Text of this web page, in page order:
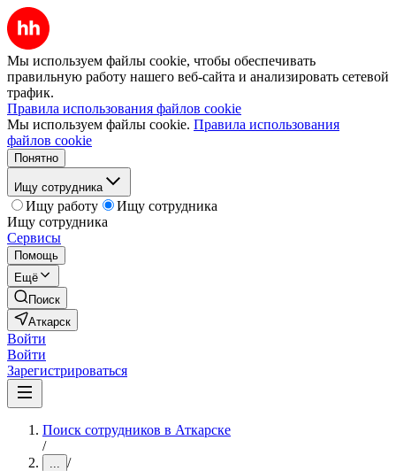
Мы используем файлы cookie, чтобы обеспечивать
правильную работу нашего веб-сайта и анализировать сетевой
трафик.
Правила использования файлов cookie
Мы используем файлы cookie. Правила использования
файлов cookie
Понятно
Ищу сотрудника
Ищу работу
Ищу сотрудника
Ищу сотрудника
Сервисы
Помощь
Ещё
Поиск
Аткарск
Войти
Войти
Зарегистрироваться
Поиск сотрудников в Аткарске
/
... /